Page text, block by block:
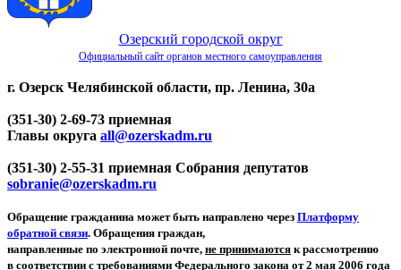
Озерский городской округ
Официальный сайт органов местного самоуправления
г. Озерск Челябинской области, пр. Ленина, 30а
(351-30) 2-69-73 приемная
Главы округа all@ozerskadm.ru
(351-30) 2-55-31 приемная Собрания депутатов
sobranie@ozerskadm.ru
Обращение гражданина может быть направлено через Платформу
обратной связи. Обращения граждан,
направленные по электронной почте, не принимаются к рассмотрению
в соответствии с требованиями Федерального закона от 2 мая 2006 года